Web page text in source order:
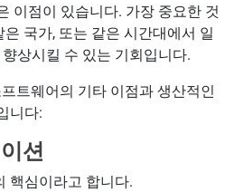
이점이 있습니다. 가장 중요한 것
국가, 또는 같은 시간대에서 일
상시킬 수 있는 기회입니다.
트웨어의 기타 이점과 생산적인
니다:
션
핵심이라고 합니다.